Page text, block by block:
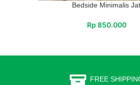
Bedside Minimalis
Rp 850.000
FREE